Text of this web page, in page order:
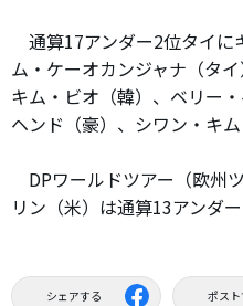
通算17アンダー2位タイに
ム・ケーオカンジャナ（タ
キム・ビオ（韓）、ベリー
ヘンド（豪）、シワン・キム
DPワールドツアー（欧州
リン（米）は通算13アンダ
シェアする ポスト